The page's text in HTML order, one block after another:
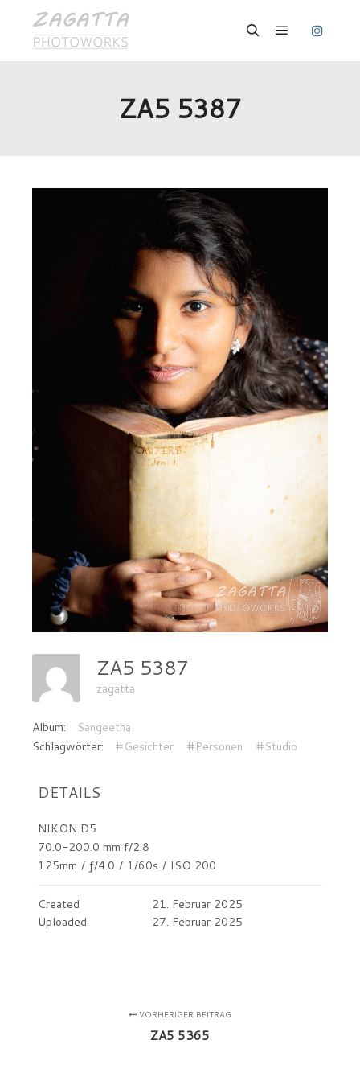
ZA5 5387
ZA5 5387
zagatta
Album:
Sangeetha
Schlagwörter:
#Gesichter #Personen #Studio
DETAILS
NIKON D5
70.0-200.0 mm f/2.8
125mm / ƒ/4.0 / 1/60s / ISO 200
Created
21. Februar 2025
Uploaded
27. Februar 2025
VORHERIGER BEITRAG
ZA5 5365